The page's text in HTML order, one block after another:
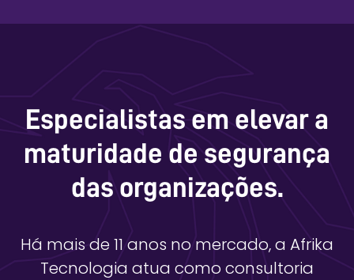
Especialistas em elevar a
maturidade de segurança
das organizações.
Há mais de 11 anos no mercado, a Afrika
Tecnologia atua como consultoria